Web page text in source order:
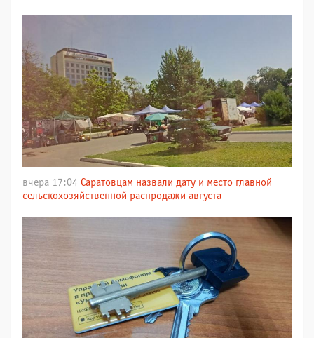
вчера 17:04 Саратовцам назвали дату и место главной
сельскохозяйственной распродажи августа